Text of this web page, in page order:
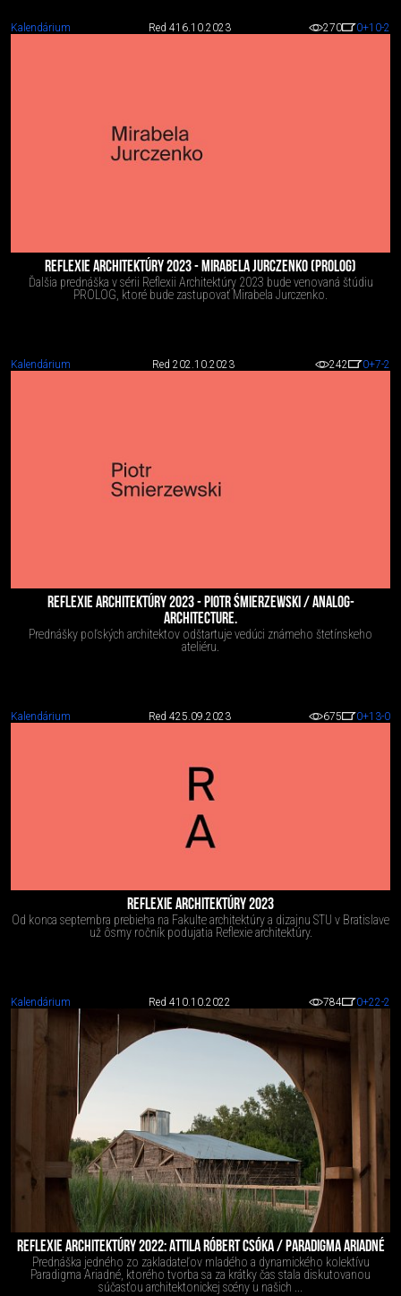
Kalendárium Red 416.10.2023 270 0+10-2
REFLEXIE ARCHITEKTÚRY 2023 - MIRABELA JURCZENKO (PROLOG)
Ďalšia prednáška v sérii Reflexii Architektúry 2023 bude venovaná štúdiu
PROLOG, ktoré bude zastupovať Mirabela Jurczenko.
Kalendárium Red 2 02.10.2023 242 0+7-2
REFLEXIE ARCHITEKTÚRY 2023 - PIOTR ŚMIERZEWSKI / ANALOG-
ARCHITECTURE.
Prednášky poľských architektov odštartuje vedúci známeho štetínskeho
ateliéru.
Kalendárium Red 425.09.2023 675 0+13-0
REFLEXIE ARCHITEKTÚRY 2023
Od konca septembra prebieha na Fakulte architektúry a dizajnu STU v Bratislave
už ôsmy ročník podujatia Reflexie architektúry.
Kalendárium Red 410.10.2022 784 0+22-2
REFLEXIE ARCHITEKTÚRY 2022: ATTILA RÓBERT CSÓKA / PARADIGMA ARIADNÉ
Prednáška jedného zo zakladateľov mladého a dynamického kolektívu
Paradigma Ariadné, ktorého tvorba sa za krátky čas stala diskutovanou
súčasťou architektonickej scény u našich ...